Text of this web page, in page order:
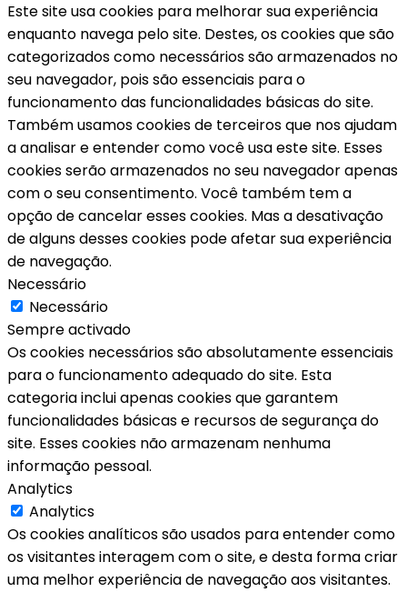
Este site usa cookies para melhorar sua experiência
enquanto navega pelo site. Destes, os cookies que são
categorizados como necessários são armazenados no
seu navegador, pois são essenciais para o
funcionamento das funcionalidades básicas do site.
Também usamos cookies de terceiros que nos ajudam
a analisar e entender como você usa este site. Esses
cookies serão armazenados no seu navegador apenas
com o seu consentimento. Você também tem a
opção de cancelar esses cookies. Mas a desativação
de alguns desses cookies pode afetar sua experiência
de navegação.
Necessário
Necessário
Sempre activado
Os cookies necessários são absolutamente essenciais
para o funcionamento adequado do site. Esta
categoria inclui apenas cookies que garantem
funcionalidades básicas e recursos de segurança do
site. Esses cookies não armazenam nenhuma
informação pessoal.
Analytics
Analytics
Os cookies analíticos são usados para entender como
os visitantes interagem com o site, e desta forma criar
uma melhor experiência de navegação aos visitantes.